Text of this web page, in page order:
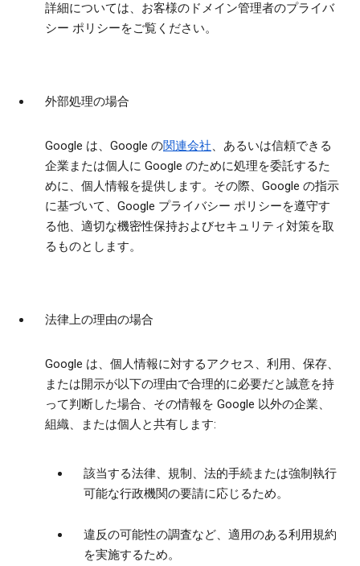
詳細については、お客様のドメイン管理者のプライバ
シー ポリシーをご覧ください。
外部処理の場合
Google は、Google の関連会社、あるいは信頼できる
企業または個人に Google のために処理を委託するた
めに、個人情報を提供します。その際、Google の指示
に基づいて、Google プライバシー ポリシーを遵守す
る他、適切な機密性保持およびセキュリティ対策を取
るものとします。
法律上の理由の場合
Google は、個人情報に対するアクセス、利用、保存、
または開示が以下の理由で合理的に必要だと誠意を持
って判断した場合、その情報を Google 以外の企業、
組織、または個人と共有します:
該当する法律、規制、法的手続または強制執行
可能な行政機関の要請に応じるため。
違反の可能性の調査など、適用のある利用規約
を実施するため。